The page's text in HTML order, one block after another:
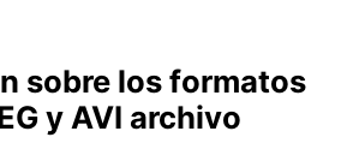
sobre los formatos
y AVI archivo